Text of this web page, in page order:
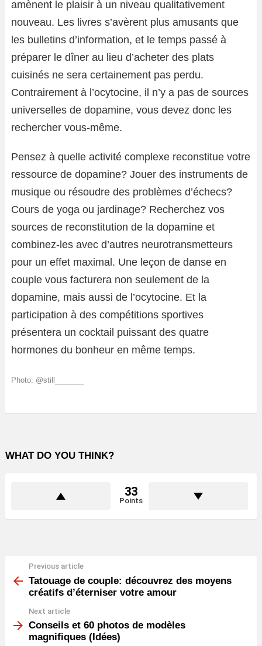
amènent le plaisir à un niveau qualitativement
nouveau. Les livres s’avèrent plus amusants que
les bulletins d’information, et le temps passé à
préparer le dîner au lieu d’acheter des plats
cuisinés ne sera certainement pas perdu.
Contrairement à l’ocytocine, il n’y a pas de sources
universelles de dopamine, vous devez donc les
rechercher vous-même.
Pensez à quelle activité complexe reconstitue votre
ressource de dopamine? Jouer des instruments de
musique ou résoudre des problèmes d’échecs?
Cours de yoga ou jardinage? Recherchez vos
sources de reconstitution de la dopamine et
combinez-les avec d’autres neurotransmetteurs
pour un effet maximal. Une leçon de danse en
couple vous facturera non seulement de la
dopamine, mais aussi de l’ocytocine. Et la
participation à des compétitions sportives
présentera un cocktail puissant des quatre
hormones du bonheur en même temps.
Photo: @still_______
WHAT DO YOU THINK?
33
Points
more
Previous article
Tatouage de couple: découvrez des moyens
créatifs d’éterniser votre amour
Next article
Conseils et 60 photos de modèles
magnifiques (Idées)